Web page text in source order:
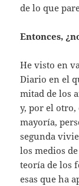
de lo que
Entonces,
He visto en
Diario en el
mitad de los
y, por el otro,
mayoría,
segunda
los medios
teoría de los
esas que ha